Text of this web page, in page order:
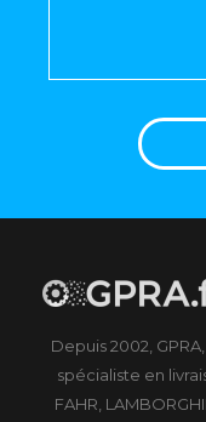
Depuis 2002,
spécialiste en
FAHR,